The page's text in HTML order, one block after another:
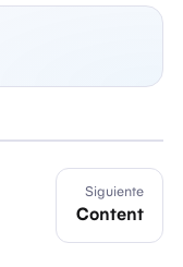
Siguiente
Content